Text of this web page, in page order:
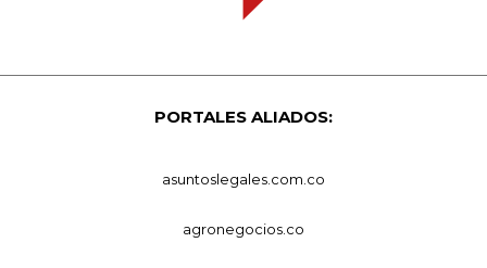
PORTALES ALIADOS:
asuntoslegales.com.co
agronegocios.co